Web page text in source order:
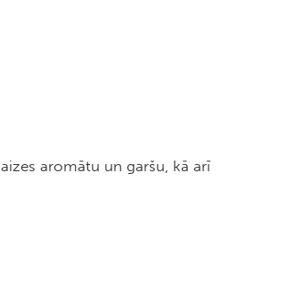
aromātu un garšu, kā arī